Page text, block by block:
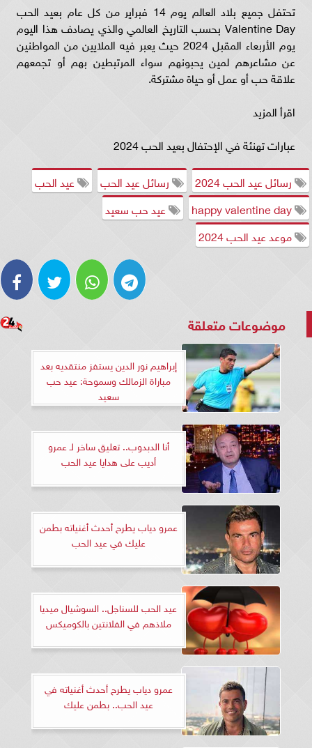
تحتفل جميع بلاد العالم يوم 14 فبراير من كل عام بعيد الحب
Valentine Day بحسب التاريخ العالمي والذي يصادف هذا اليوم
يوم الأربعاء المقبل 2024 حيث يعبر فيه الملايين من المواطنين
عن مشاعرهم لمين يحبونهم سواء المرتبطين بهم أو تجمعهم
علاقة حب أو عمل أو حياة مشتركة.
اقرأ المزيد
عبارات تهنئة في الإحتفال بعيد الحب 2024
رسائل عيد الحب 2024
رسائل عيد الحب
عيد الحب
عيد حب سعيد
موعد عيد الحب 2024
موضوعات متعلقة
إبراهيم نور الدين يستفز منتقديه بعد
مباراة الزمالك وسموحة: عيد حب
سعيد
أنا الدبدوب.. تعليق ساخر لـ عمرو
أديب على هدايا عيد الحب
عمرو دياب يطرح أحدث أغنياته بطمن
عليك في عيد الحب
عيد الحب للسناجل.. السوشيال ميديا
ملاذهم في الفلانتين بالكوميكس
عمرو دياب يطرح أحدث أغنياته في
عيد الحب.. بطمن عليك